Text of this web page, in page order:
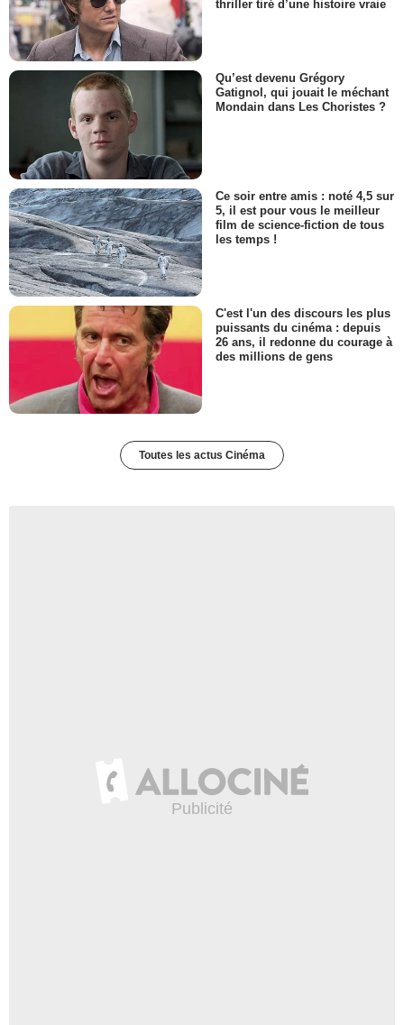
thriller tiré d’une histoire vraie
Qu’est devenu Grégory
Gatignol, qui jouait le méchant
Mondain dans Les Choristes ?
Ce soir entre amis : noté 4,5 sur
5, il est pour vous le meilleur
film de science-fiction de tous
les temps !
C'est l'un des discours les plus
puissants du cinéma : depuis
26 ans, il redonne du courage à
des millions de gens
Toutes les actus Cinéma